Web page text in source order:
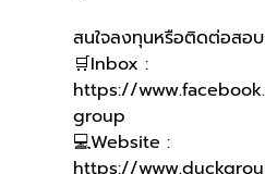
สนใจลงทุนหรือติดต่อสอ
🛒Inbox :
https://
group
💻Website :
https://